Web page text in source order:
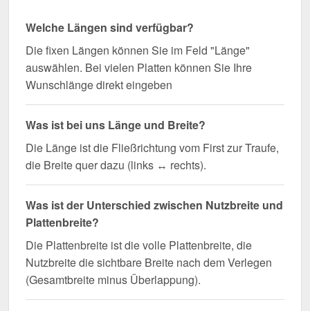
Welche Längen sind verfügbar?
Die fixen Längen können Sie im Feld "Länge"
auswählen. Bei vielen Platten können Sie Ihre
Wunschlänge direkt eingeben
Was ist bei uns Länge und Breite?
Die Länge ist die Fließrichtung vom First zur Traufe,
die Breite quer dazu (links ↔ rechts).
Was ist der Unterschied zwischen Nutzbreite und
Plattenbreite?
Die Plattenbreite ist die volle Plattenbreite, die
Nutzbreite die sichtbare Breite nach dem Verlegen
(Gesamtbreite minus Überlappung).